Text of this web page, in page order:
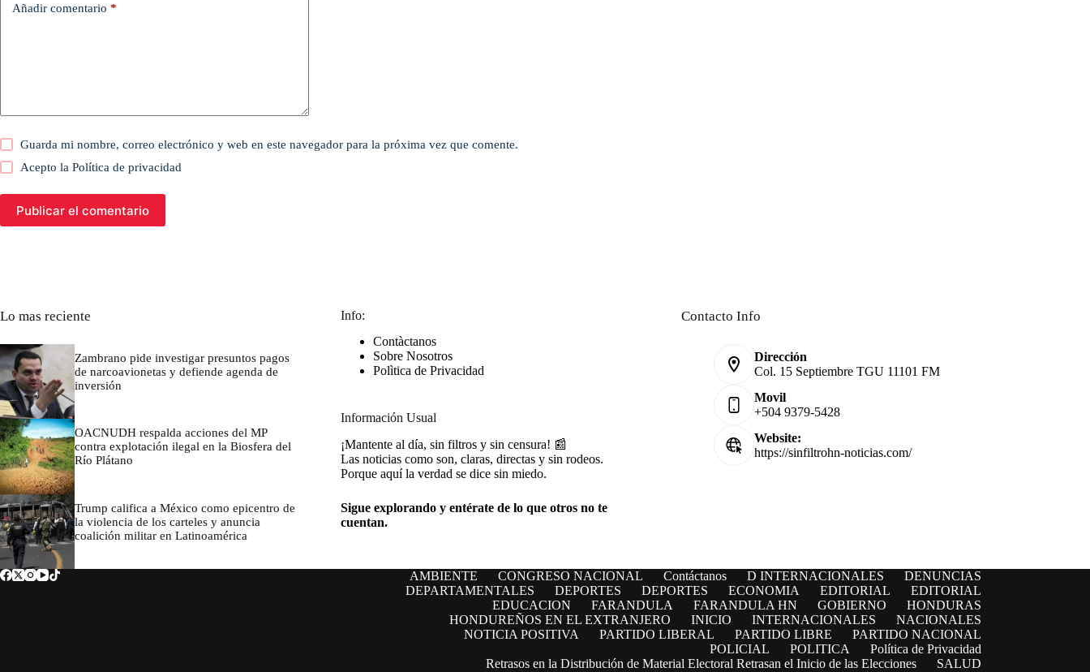
Añadir comentario *
Guarda mi nombre, correo electrónico y web en este navegador para la próxima vez que comente.
Acepto laPolítica de privacidad
Publicar el comentario
Lo mas reciente
Zambrano pide investigar presuntos pagos
de narcoavionetas y defiende agenda de
inversión
OACNUDH respalda acciones del MP
contra explotación ilegal en la Biosfera del
Río Plátano
Trump califica a México como epicentro de
la violencia de los carteles y anuncia
coalición militar en Latinoamérica
Info:
Contàctanos
Sobre Nosotros
Polìtica de Privacidad
Información Usual
¡Mantente al día, sin filtros y sin censura! 📰
Las noticias como son, claras, directas y sin rodeos.
Porque aquí la verdad se dice sin miedo.
Sigue explorando y entérate de lo que otros no te
cuentan.
Contacto Info
Dirección
Col. 15 Septiembre TGU 11101 FM
Movil
+504 9379-5428
Website:
https://sinfiltrohn-noticias.com/
AMBIENTE CONGRESO NACIONAL Contáctanos D INTERNACIONALES
DENUNCIAS
DEPARTAMENTALES
DEPORTES DEPORTES ECONOMIA EDITORIAL
EDITORIAL
EDUCACION
FARANDULA FARANDULA HN GOBIERNO
HONDURAS
HONDUREÑOS EN EL EXTRANJERO
INICIO INTERNACIONALES
NACIONALES
NOTICIA POSITIVA
PARTIDO LIBERAL PARTIDO LIBRE
PARTIDO NACIONAL
POLICIAL
POLITICA
Política de Privacidad
Retrasos en la Distribución de Material Electoral Retrasan el Inicio de las Elecciones
SALUD